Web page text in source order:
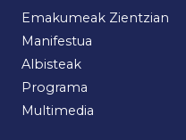
Emakumeak Zientzian
Manifestua
Albisteak
Programa
Multimedia